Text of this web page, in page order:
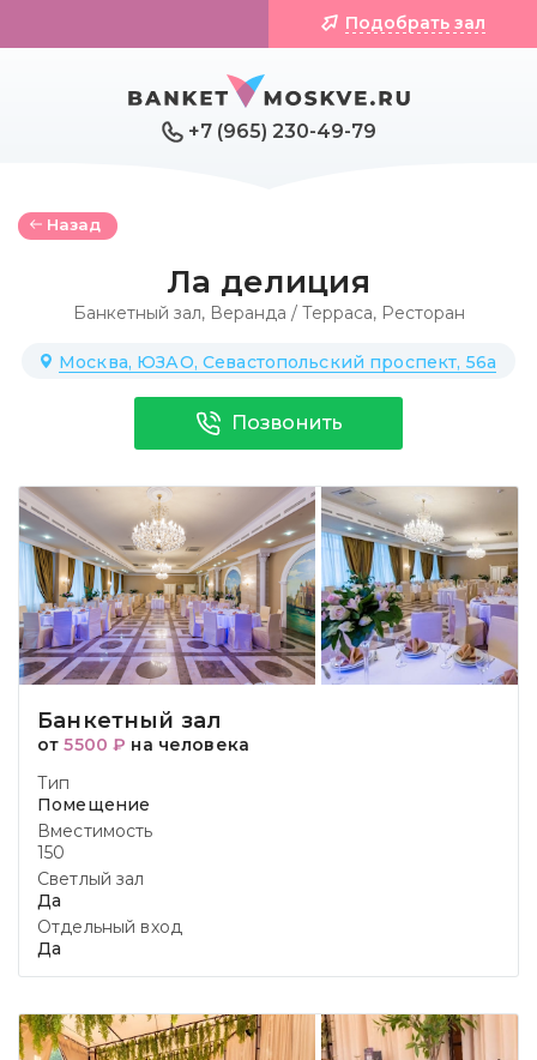
+7 (965) 230-49-79
Подобрать зал
Назад
Ла делиция
Банкетный зал,Веранда / Терраса, Ресторан
Москва, ЮЗАО, Севастопольский проспект, 56а
Позвонить
Банкетный зал
от5500 ₽ на человека
Тип
Помещение
Вместимость
150
Светлый зал
Да
Отдельный вход
Да